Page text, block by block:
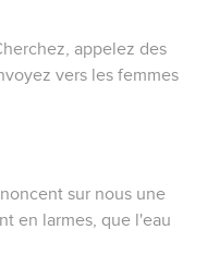
appelez des
vers les femmes
sur nous une
en larmes, que l'eau